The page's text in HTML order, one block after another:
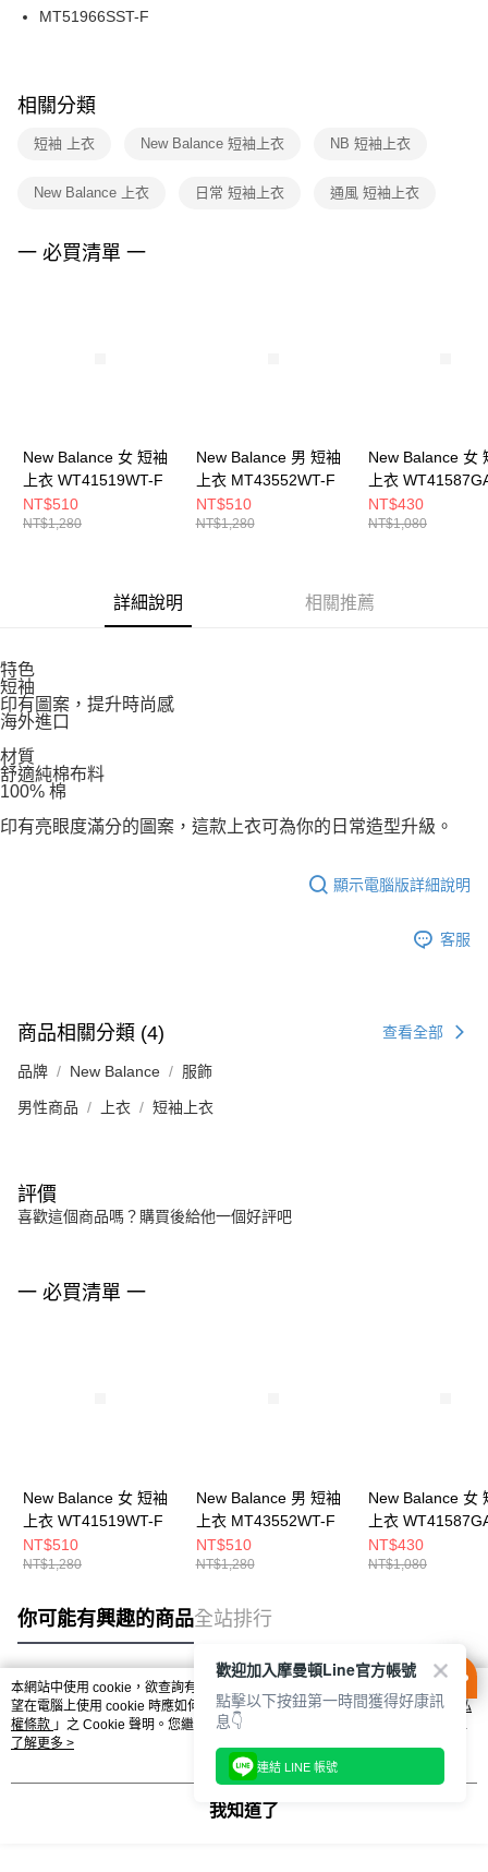
ATM／網路銀行／等多元方式進行付款，方視為交易完成。
※ 交易是否成功請以「AFTEE先享後付 」之結帳頁面顯示為準，若有關於
是否繳費成功／繳費後需取消欲退款等相關疑問，請聯繫「AFTEE先享後付
客戶支援中心」
https://netprotections.freshdesk.com/support/home
１．透過由恩沛科技股份有限公司提供之「AFTEE先享後付」服務完成之交
２．關於個人資料處理事宜，請瀏覽以下網址：
每筆NT$100，滿NT$1,500(含以上)免運費
MT51966SST-F
相關分類
短袖 上衣 New Balance 短袖上衣 NB 短袖上衣
New Balance 上衣 日常 短袖上衣 通風 短袖上衣
一 必買清單 一
New Balance 女 短袖
上衣 WT41519WT-F
NT$510
NT$1,280
New Balance 男 短袖
上衣 MT43552WT-F
NT$510
NT$1,280
New Balance 女
上衣
NT$430
NT$1,080
詳細說明 相關推薦
特色
短袖
印有圖案，提升時尚感
海外進口
材質
舒適純棉布料
100% 棉
印有亮眼度滿分的圖案，這款上衣可為你的日常造型升級。
顯示電腦版詳細說明
客服
商品相關分類 (4) 查看全部
品牌 New Balance 服飾
男性商品 上衣 短袖上衣
評價
喜歡這個商品嗎？購買後給他一個好評吧
一 必買清單 一
New Balance 女 短袖
上衣 WT41519WT-F
NT$510
NT$1,280
New Balance 男 短袖
上衣 MT43552WT-F
NT$510
NT$1,280
New Balance 女
上衣
NT$430
NT$1,080
你可能有興趣的商品全站排行
熱門標籤
本網站中使用 cookie，欲查詢有關本網站使用 cookie 方式之詳情，及若您不希
望在電腦上使用 cookie 時應如何變更電腦的 cookie 設定，請參閱本網站「
隱私
權條款 」之 Cookie 聲明。您繼續使用本網站即表示您同意本公司得按本網站使
用條款之 Cookie 聲明使用 cookie。
了解更多 >
我知道了
歡迎加入摩曼頓Line官方帳號
點擊以下按鈕第一時間獲得好康訊
息👇
連結 LINE 帳號